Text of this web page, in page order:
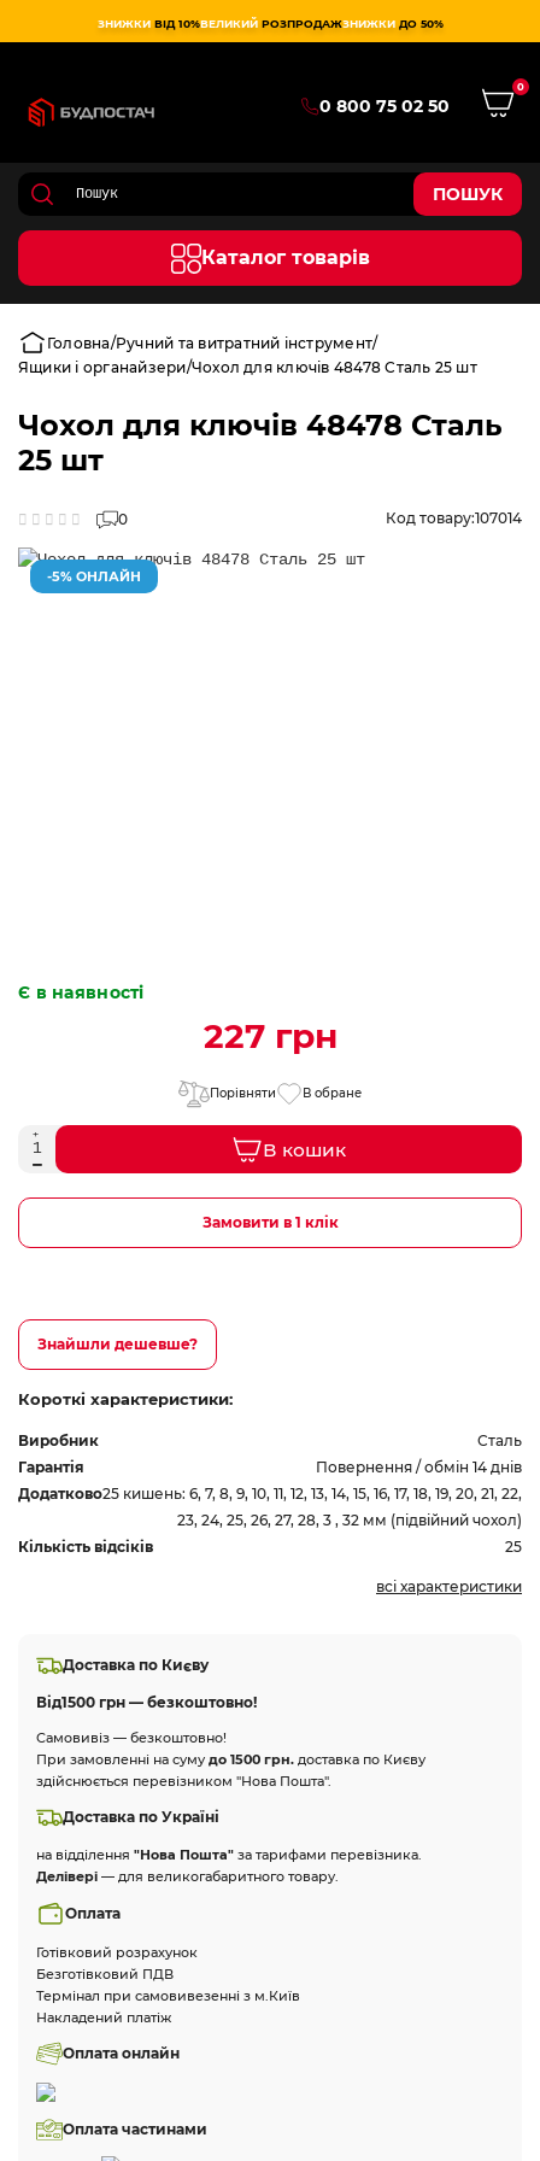
ЗНИЖКИ ВІД 10%ВЕЛИКИЙ РОЗПРОДАЖЗНИЖКИ ДО 50%
0 800 75 02 50
0
ПОШУК
Каталог товарів
Головна Ручний та витратний інструмент
Ящики і органайзери Чохол для ключів 48478 Сталь 25 шт
Чохол для ключів 48478 Сталь
25 шт
0 Код товару:107014
-5% ОНЛАЙН
Є в наявності
227 грн
Порівняти В обране
В кошик
Замовити в 1 клік
Знайшли дешевше?
Короткі характеристики:
Виробник
Сталь
Гарантія
Повернення / обмін 14 днів
Додатково25 кишень: 6, 7, 8, 9, 10, 11, 12, 13, 14, 15, 16, 17, 18, 19, 20, 21, 22,
23, 24, 25, 26, 27, 28, 3 , 32 мм (підвійний чохол)
Кількість відсіків
25
всі характеристики
Доставка по Києву
Від1500 грн — безкоштовно!
Самовивіз — безкоштовно!
При замовленні на суму до 1500 грн. доставка по Києву
здійснюється перевізником "Нова Пошта".
Доставка по Україні
на відділення "Нова Пошта" за тарифами перевізника.
Делівері — для великогабаритного товару.
Оплата
Готівковий розрахунок
Безготівковий ПДВ
Термінал при самовивезенні з м.Київ
Накладений платіж
Оплата онлайн
Оплата частинами